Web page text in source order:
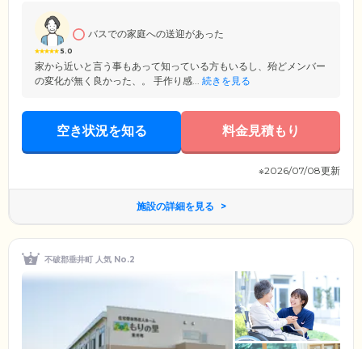
5.0
バスでの家庭への送迎があった
家から近いと言う事もあって知っている方もいるし、殆どメンバー
の変化が無く良かった、。 手作り感... 続きを見る
空き状況を知る 料金見積もり
※2026/07/08更新
施設の詳細を見る
不破郡垂井町 人気 No.2